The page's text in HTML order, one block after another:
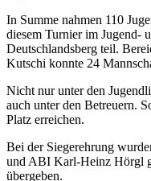
In Summe nahmen 110
diesem Turnier im Jugend-
Deutschlandsberg teil.
Kutschi konnte 24
Nicht nur unter den
auch unter den Betreuern.
Platz erreichen.
Bei der Siegerehrung
und ABI Karl-Heinz Hörgl
übergeben.